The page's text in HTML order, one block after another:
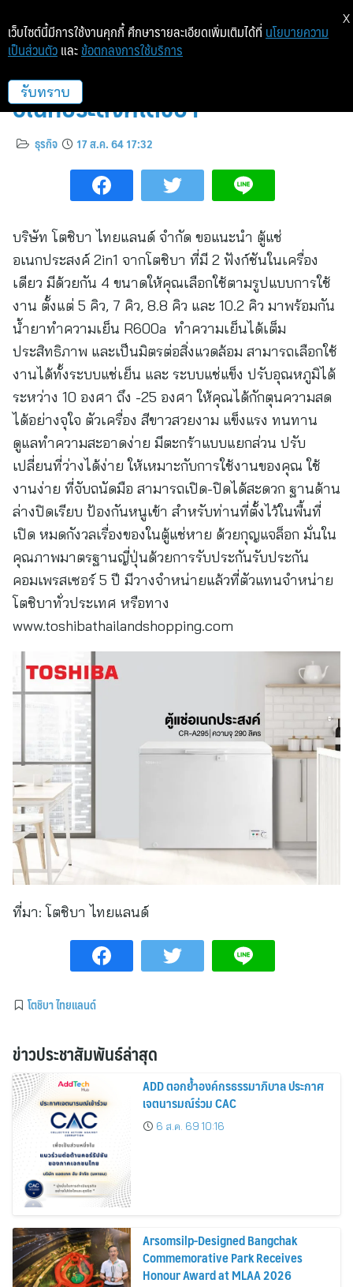
ความสด กักตุนได้ ด้วยตู้แช่
อเนกประสงค์โตชิบา
ธุรกิจ 17 ส.ค. 64 17:32
บริษัท โตชิบา ไทยแลนด์ จำกัด ขอแนะนำ ตู้แช่
อเนกประสงค์ 2in1 จากโตชิบา ที่มี 2 ฟังก์ชันในเครื่อง
เดียว มีด้วยกัน 4 ขนาดให้คุณเลือกใช้ตามรูปแบบการใช้
งาน ตั้งแต่ 5 คิว, 7 คิว, 8.8 คิว และ 10.2 คิว มาพร้อมกัน
น้ำยาทำความเย็น R600a ทำความเย็นได้เต็ม
ประสิทธิภาพ และเป็นมิตรต่อสิ่งแวดล้อม สามารถเลือกใช้
งานได้ทั้งระบบแช่เย็น และ ระบบแช่แข็ง ปรับอุณหภูมิได้
ระหว่าง 10 องศา ถึง -25 องศา ให้คุณได้กักตุนความสด
ได้อย่างจุใจ ตัวเครื่อง สีขาวสวยงาม แข็งแรง ทนทาน
ดูแลทำความสะอาดง่าย มีตะกร้าแบบแยกส่วน ปรับ
เปลี่ยนที่ว่างได้ง่าย ให้เหมาะกับการใช้งานของคุณ ใช้
งานง่าย ที่จับถนัดมือ สามารถเปิด-ปิดได้สะดวก ฐานด้าน
ล่างปิดเรียบ ป้องกันหนูเข้า สำหรับท่านที่ตั้งไว้ในพื้นที่
เปิด หมดกังวลเรื่องของในตู้แช่หาย ด้วยกุญแจล็อก มั่นใน
คุณภาพมาตรฐานญี่ปุ่นด้วยการรับประกันรับประกัน
คอมเพรสเซอร์ 5 ปี มีวางจำหน่ายแล้วที่ตัวแทนจำหน่าย
โตชิบาทั่วประเทศ หรือทาง
www.toshibathailandshopping.com
ที่มา: โตชิบา ไทยแลนด์
โตชิบา ไทยแลนด์
ข่าวประชาสัมพันธ์ล่าสุด
ADD ตอกย้ำองค์กรธรรมาภิบาล ประกาศ
เจตนารมณ์ร่วม CAC
6 ส.ค. 69 10:16
Arsomsilp-Designed Bangchak
Commemorative Park Receives
Honour Award at MLAA 2026
เว็บไซต์นี้มีการใช้งานคุกกี้ ศึกษารายละเอียดเพิ่มเติมได้ที่ นโยบายความ
เป็นส่วนตัว และ ข้อตกลงการใช้บริการ
รับทราบ
X